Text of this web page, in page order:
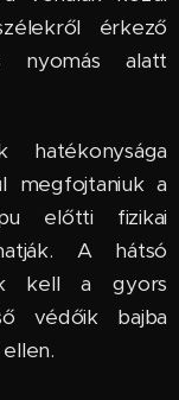
érkező
nyomás alatt
megfojtaniuk a
előtti fizikai
A hátsó
kell a gyors
védőik bajba